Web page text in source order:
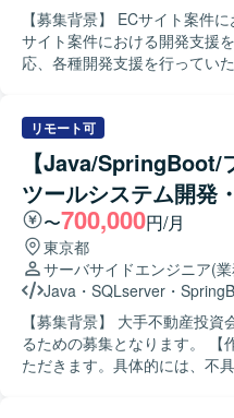
【募集背景】 ECサイト案件におけ
サイト案件における開発支援
応、各種開発支援を行ってい
様や既存コードを主体的に
チームメンバーと円滑にコ
ただける方が望ましいです。 【ポジションの魅力】 ECサイトの開発支援を通じて、詳細設計
からテストまで一連の工程に
ることで、設計力や問題解決力を高めていただ
Frameworkを用いたWebシス
ります。
リモート可
【Java/SpringBoot/
ツールシステム開発
〜700,000円/月
東京都
サーバサイドエンジニア(
Java ・ SQLserver ・
【募集背景】 大手不動産投
るための募集となります。 【作業内容】 社内ツールのシステム開発および運用保守をご担当い
ただきます。具体的には、不